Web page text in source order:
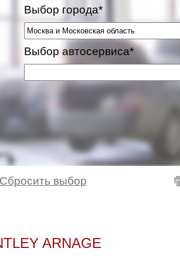
Выбор города*
Выбор автосервиса*
Сбросить выбор
ARNAGE